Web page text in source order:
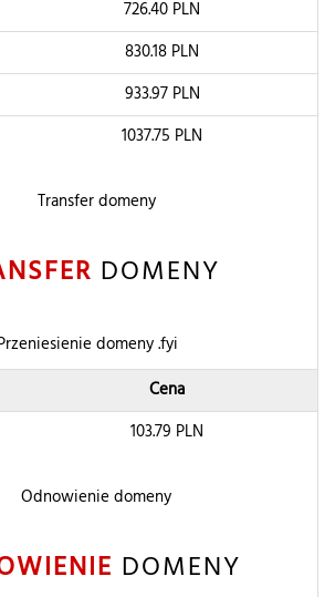
726.40 PLN
830.18 PLN
933.97PLN
1037.75 PLN
DOMENY
domeny .fyi
Cena
103.79 PLN
DOMENY